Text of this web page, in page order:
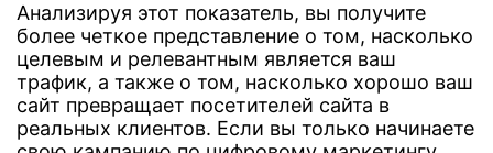
Анализируя этот показатель, вы получите
более четкое представление о том, насколько
целевым и релевантным является ваш
трафик, а также о том, насколько хорошо ваш
сайт превращает посетителей сайта в
реальных клиентов. Если вы только начинаете